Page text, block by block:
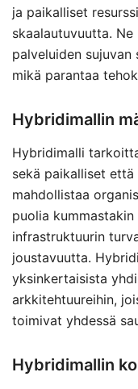
ja paikalliset
skaalautuvuutta.
palveluiden
mikä parantaa
Hybridimallin
Hybridimalli
sekä paikalliset
mahdollistaa
puolia
infrastruktuurin
joustavuutta.
yksinkertaisista
arkkitehtuureihin,
toimivat yhdessä
Hybridimallin